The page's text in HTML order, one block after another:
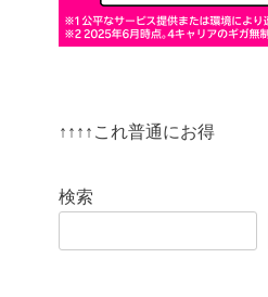
↑↑↑↑これ普通にお得
検索